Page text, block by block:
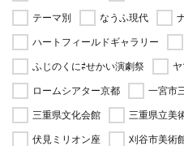
テーマ別
なうふ現代
ハートフィールドギャラリー
ふじのくに⇄せかい演劇祭
ロームシアター京都
一宮市
三重県文化会館
三重県立美
伏見ミリオン座
刈谷市美術